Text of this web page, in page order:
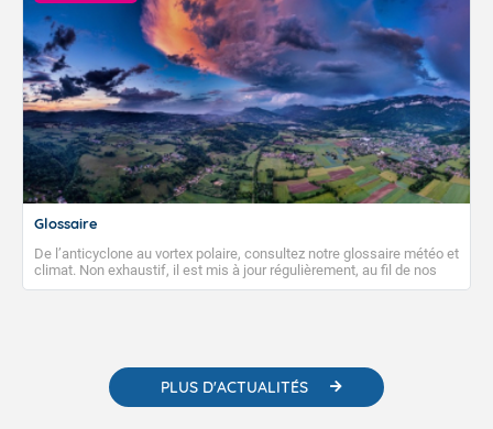
Glossaire
De l’anticyclone au vortex polaire, consultez notre glossaire météo et
climat. Non exhaustif, il est mis à jour régulièrement, au fil de nos
publications. Vous y trouverez également des liens utiles vers nos
PLUS D'ACTUALITÉS